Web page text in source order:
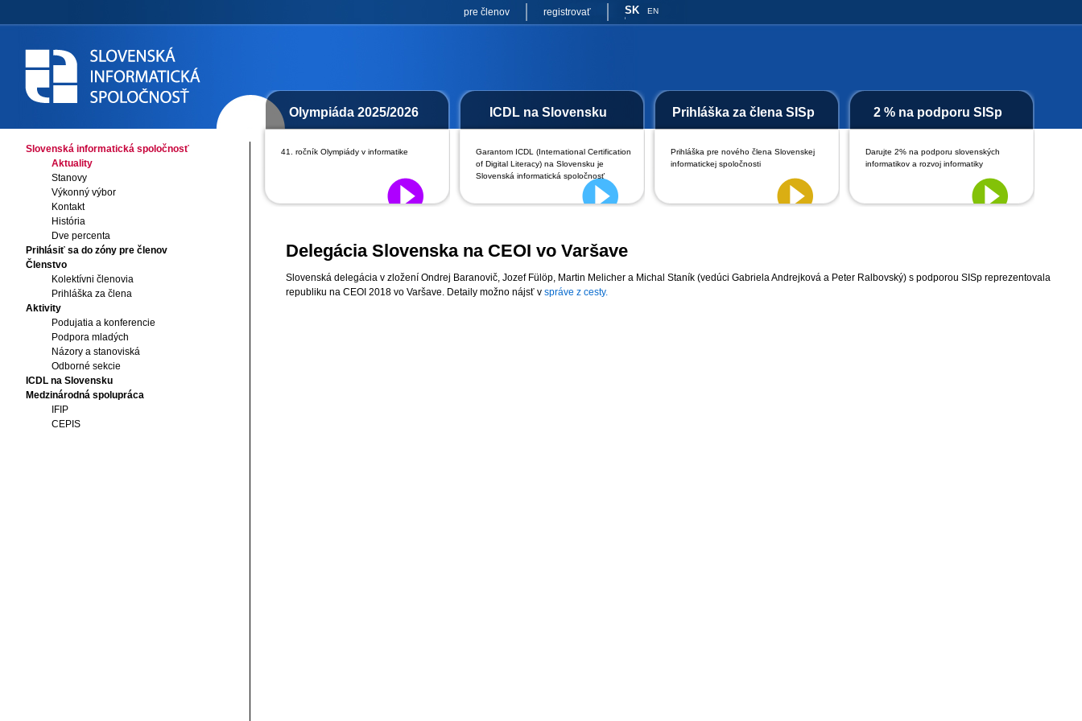
pre členov registrovať SK EN
Slovenská informatická spoločnosť
Aktuality
Stanovy
Výkonný výbor
Kontakt
História
Dve percenta
Prihlásiť sa do zóny pre členov
Členstvo
Kolektívni členovia
Prihláška za člena
Aktivity
Podujatia a konferencie
Podpora mladých
Názory a stanoviská
Odborné sekcie
ICDL na Slovensku
Medzinárodná spolupráca
IFIP
CEPIS
Delegácia Slovenska na CEOI vo Varšave
Slovenská delegácia v zložení Ondrej Baranovič, Jozef Fülöp, Martin Melicher a Michal Staník (vedúci Gabriela Andrejková a Peter Ralbovský) s podporou SISp reprezentovala
republiku na CEOI 2018 vo Varšave. Detaily možno nájsť v správe z cesty.
Olympiáda 2025/2026
41. ročník Olympiády v informatike
ICDL na Slovensku
Garantom ICDL (International Certification
of Digital Literacy) na Slovensku je
Slovenská informatická spoločnosť
Prihláška za člena SISp
Prihláška pre nového člena Slovenskej
informatickej spoločnosti
2 % na podporu SISp
Darujte 2% na podporu slovenských
informatikov a rozvoj informatiky